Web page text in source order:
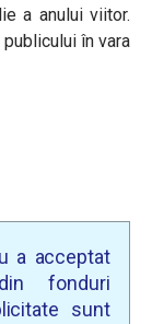
a anului viitor.
în vara
a acceptat
fonduri
sunt